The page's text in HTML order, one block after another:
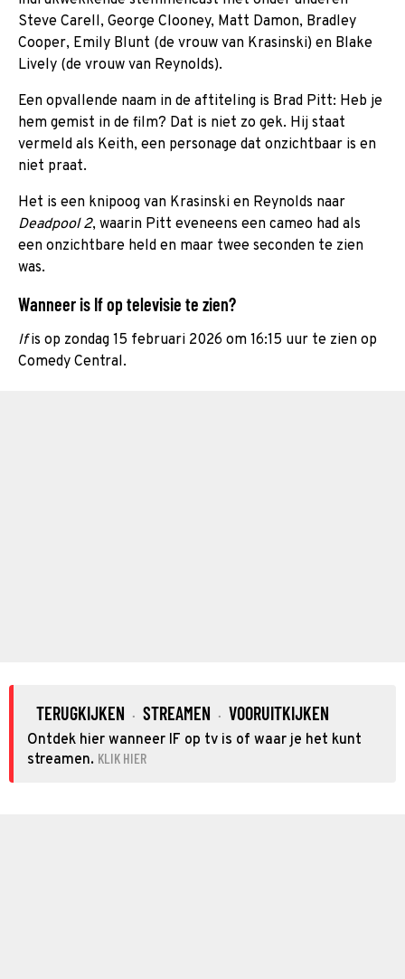
Steve Carell, George Clooney, Matt Damon, Bradley
Cooper, Emily Blunt (de vrouw van Krasinski) en Blake
Lively (de vrouw van Reynolds).
Een opvallende naam in de aftiteling is Brad Pitt: Heb je
hem gemist in de film? Dat is niet zo gek. Hij staat
vermeld als Keith, een personage dat onzichtbaar is en
niet praat.
Het is een knipoog van Krasinski en Reynolds naar
Deadpool 2, waarin Pitt eveneens een cameo had als
een onzichtbare held en maar twee seconden te zien
was.
Wanneer is If op televisie te zien?
Ifis op zondag 15 februari 2026 om 16:15 uur te zien op
Comedy Central.
TERUGKIJKEN · STREAMEN · VOORUITKIJKEN
Ontdek hier wanneer IF op tv is of waar je het kunt
streamen. KLIK HIER